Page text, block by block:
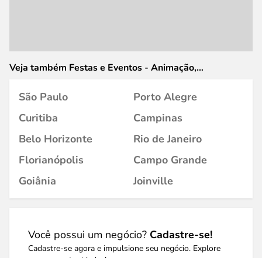
Veja também Festas e Eventos - Animação,
São Paulo
Porto Alegre
Curitiba
Campinas
Belo Horizonte
Rio de Janeiro
Florianópolis
Campo Grande
Goiânia
Joinville
Você possui um negócio? Cadastre-se!
Cadastre-se agora e impulsione seu negócio. Explore